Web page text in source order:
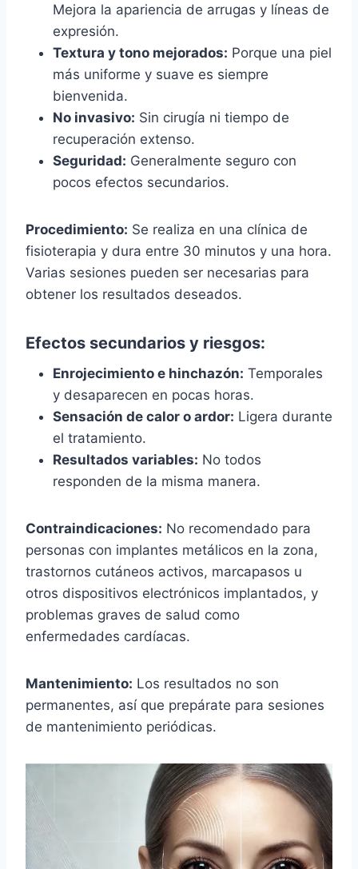
Mejora la apariencia de arrugas y líneas de
expresión.
Textura y tono mejorados: Porque una piel
más uniforme y suave es siempre
bienvenida.
No invasivo: Sin cirugía ni tiempo de
recuperación extenso.
Seguridad: Generalmente seguro con
pocos efectos secundarios.
Procedimiento: Se realiza en una clínica de
fisioterapia y dura entre 30 minutos y una hora.
Varias sesiones pueden ser necesarias para
obtener los resultados deseados.
Efectos secundarios y riesgos:
Enrojecimiento e hinchazón: Temporales
y desaparecen en pocas horas.
Sensación de calor o ardor: Ligera durante
el tratamiento.
Resultados variables: No todos
responden de la misma manera.
Contraindicaciones: No recomendado para
personas con implantes metálicos en la zona,
trastornos cutáneos activos, marcapasos u
otros dispositivos electrónicos implantados, y
problemas graves de salud como
enfermedades cardíacas.
Mantenimiento: Los resultados no son
permanentes, así que prepárate para sesiones
de mantenimiento periódicas.